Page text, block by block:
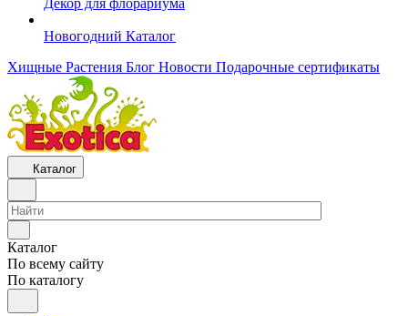
Декор для флорариума
Новогодний Каталог
Хищные Растения Блог Новости Подарочные сертификаты
Каталог
Каталог
По всему сайту
По каталогу